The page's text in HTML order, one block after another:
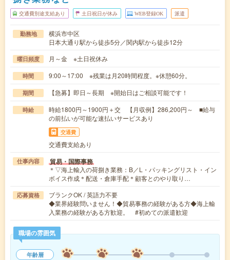
交通費別途支給あり 土日祝日が休み WEB登録OK 派遣
勤務地
横浜市中区
日本大通り駅から徒歩5分／関内駅から徒歩12分
曜日頻度 月～金 ※土日祝休み
時間 9:00～17:00 ※残業は月20時間程度。※休憩60分。
期間 【急募】即日～長期 ※開始日はご相談可能です！
時給
時給1800円～1900円＋交 【月収例】286,200円～ ■給与
の前払いが可能な速払いサービスあり
交通費
交通費支給あり
仕事内容 貿易・国際事務
＊▽海上輸入の荷捌き業務：B／L・パッキングリスト・イン
ボイス作成＊配送・倉庫手配＊顧客とのやり取り…
応募資格
ブランクOK / 英語力不要
◆業界経験問いません！◆貿易事務の経験がある方◆海上輸
入業務の経験がある方歓迎。 #初めての派遣歓迎
職場の雰囲気
年齢層